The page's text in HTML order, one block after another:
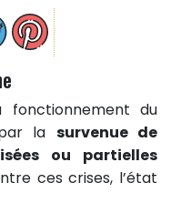
facebook
sur Twitter
Epingler sur Pinterest
fonctionnement du
la survenue de
ou partielles
ces crises, l’état